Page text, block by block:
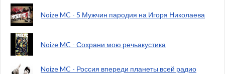
Noize MC - 5 Мужчин пародия на Игоря Николаева
Noize MC - Сохрани мою речьакустика
Noize MC - Россия впереди планеты всей радио